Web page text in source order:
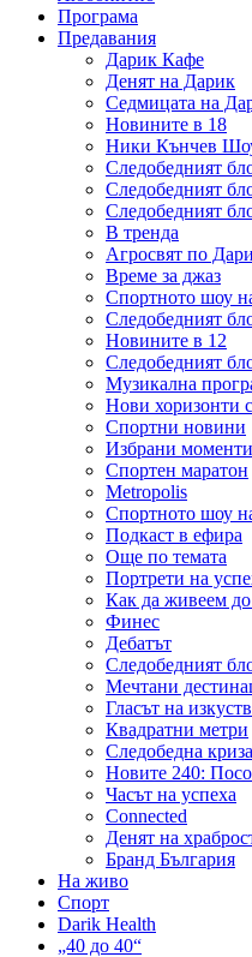
Програма
Предавания
Дарик Кафе
Денят на Дарик
Седмицата на
Новините в 18
Ники Кънчев
Следобедният
Следобедният
Следобедният
В тренда
Агросвят по
Време за джаз
Спортното шоу
Следобедният
Новините в 12
Следобедният
Музикална
Нови хоризонти
Спортни новини
Избрани
Спортен маратон
Metropolis
Спортното шоу
Подкаст в ефира
Още по темата
Портрети на
Как да живеем
Финес
Дебатът
Следобедният
Мечтани
Гласът на
Квадратни метри
Следобедна криза
Новите 240:
Часът на успеха
Connected
Денят на
Бранд България
На живо
Спорт
Darik Health
„40 до 40“